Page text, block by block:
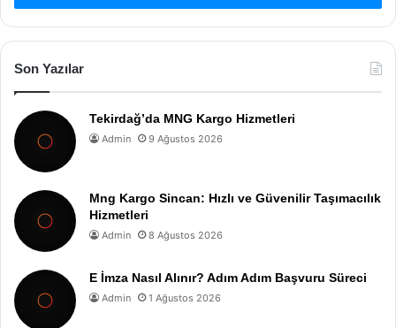
Son Yazılar
Tekirdağ’da MNG Kargo Hizmetleri
Admin 9 Ağustos 2026
Mng Kargo Sincan: Hızlı ve Güvenilir Taşımacılık
Hizmetleri
Admin 8 Ağustos 2026
E İmza Nasıl Alınır? Adım Adım Başvuru Süreci
Admin 1 Ağustos 2026